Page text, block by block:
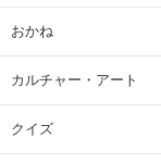
おかね
カルチャー・アート
クイズ